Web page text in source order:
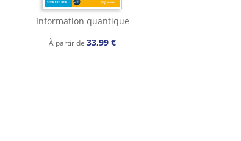
Information quantique
À partir de 33,99 €